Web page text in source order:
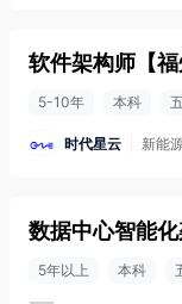
软件架构师 【
5-10年 本科
时代星云 新能
数据中心智能
5年以上 本科